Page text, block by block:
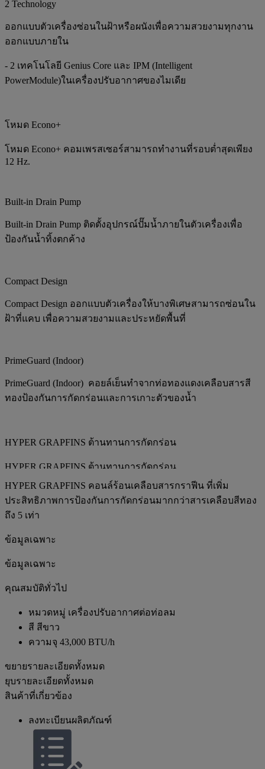
2 Technology
ออกแบบตัวเครื่องซ่อนในฝ้าหรือผนังเพื่อความสวยงามทุกงาน
ออกแบบภายใน
- 2 เทคโนโลยี Genius Core และ IPM (Intelligent
PowerModule)ในเครื่องปรับอากาศของไมเดีย
โหมด Econo+
โหมด Econo+ คอมเพรสเซอร์สามารถทำงานที่รอบต่ำสุดเพียง
12 Hz.
Built-in Drain Pump
Built-in Drain Pump ติดตั้งอุปกรณ์ปั๊มน้ำภายในตัวเครื่องเพื่อ
ป้องกันน้ำทิ้งตกค้าง
Compact Design
Compact Design ออกแบบตัวเครื่องให้บางพิเศษสามารถซ่อนใน
ฝ้าที่แคบ เพื่อความสวยงามและประหยัดพื้นที่
PrimeGuard (Indoor)
PrimeGuard (Indoor) คอยล์เย็นทำจากท่อทองแดงเคลือบสารสี
ทองป้องกันการกัดกร่อนและการเกาะตัวของน้ำ
HYPER GRAPFINS ต้านทานการกัดกร่อน
HYPER GRAPFINS ต้านทานการกัดกร่อน
HYPER GRAPFINS คอนล์ร้อนเคลือบสารกราฟีน ที่เพิ่ม
ประสิทธิภาพการป้องกันการกัดกร่อนมากกว่าสารเคลือบสีทอง
ถึง 5 เท่า
ข้อมูลเฉพาะ
ข้อมูลเฉพาะ
คุณสมบัติทั่วไป
หมวดหมู่ เครื่องปรับอากาศต่อท่อลม
สี สีขาว
ความจุ 43,000 BTU/h
ขยายรายละเอียดทั้งหมด
ยุบรายละเอียดทั้งหมด
สินค้าที่เกี่ยวข้อง
ลงทะเบียนผลิตภัณฑ์